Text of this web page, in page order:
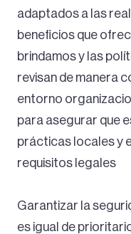
adaptados a las
beneficios que
brindamos y las
revisan de manera
entorno
para asegurar que
prácticas locales y
requisitos legales
Garantizar la
es igual de